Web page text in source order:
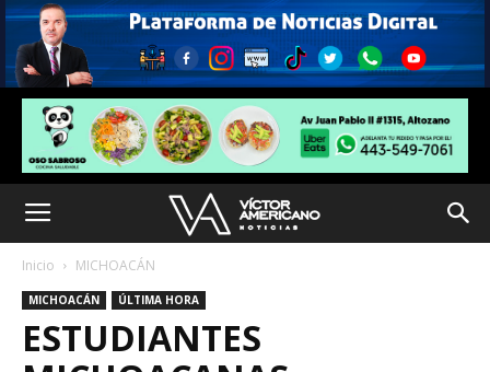
Inicio MICHOACÁN
MICHOACÁN ÚLTIMA HORA
ESTUDIANTES